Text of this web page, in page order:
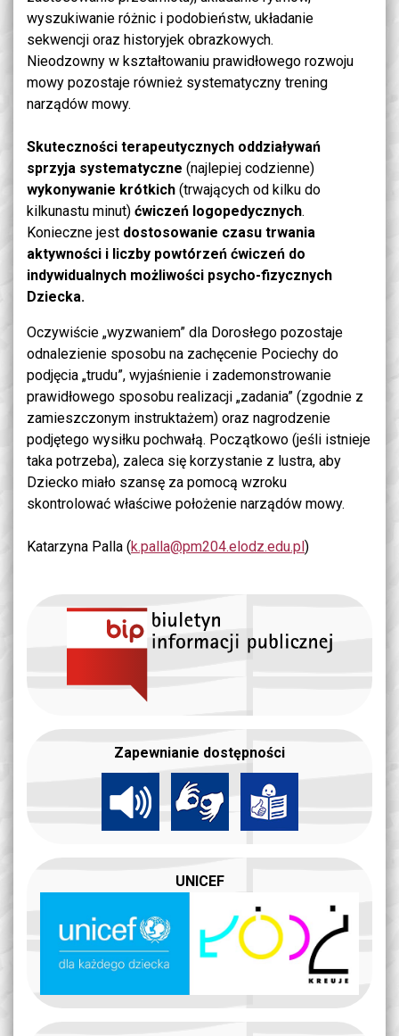
wyszukiwanie różnic i podobieństw, układanie
sekwencji oraz historyjek obrazkowych.
Nieodzowny w kształtowaniu prawidłowego rozwoju
mowy pozostaje również systematyczny trening
narządów mowy.
Skuteczności terapeutycznych oddziaływań
sprzyja systematyczne (najlepiej codzienne)
wykonywanie krótkich (trwających od kilku do
kilkunastu minut) ćwiczeń logopedycznych.
Konieczne jest dostosowanie czasu trwania
aktywności i liczby powtórzeń ćwiczeń do
indywidualnych możliwości psycho-fizycznych
Dziecka.
Oczywiście „wyzwaniem” dla Dorosłego pozostaje
odnalezienie sposobu na zachęcenie Pociechy do
podjęcia „trudu”, wyjaśnienie i zademonstrowanie
prawidłowego sposobu realizacji „zadania” (zgodnie z
zamieszczonym instruktażem) oraz nagrodzenie
podjętego wysiłku pochwałą. Początkowo (jeśli istnieje
taka potrzeba), zaleca się korzystanie z lustra, aby
Dziecko miało szansę za pomocą wzroku
skontrolować właściwe położenie narządów mowy.
Katarzyna Palla (k.palla@pm204.elodz.edu.pl)
Zapewnianie dostępności
UNICEF